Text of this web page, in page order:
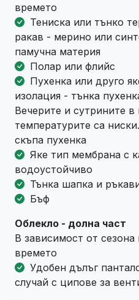
времето
Тениска или тънко
ракав - мерино или
памучна материя
Полар или флийс
Пухенка или друго
изолация - тънка
Вечерите и сутрините в
температурите са
скъпа пухенка
Яке тип мембрана с
водоустойчиво
Тънка шапка и
Бъф
Облекло - долна част
В зависимост от сезона
времето
Удобен дълъг
случай с ципове за